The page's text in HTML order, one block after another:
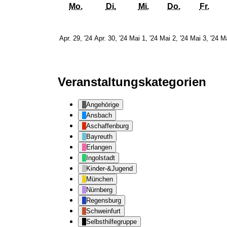
Mo. MontagDi. Dienstag
Mi. Mittwoch
Do. Donnerstag
Fr.
Apr. 29, '2429.
Apr. 30, '2430.
Mai 1, '241.Mai 2, '242.Mai 3, '243.
Veranstaltungskategorien
Angehörige
Ansbach
Aschaffenburg
Bayreuth
Erlangen
Ingolstadt
Kinder-&Jugend
München
Nürnberg
Regensburg
Schweinfurt
Selbsthilfegruppe